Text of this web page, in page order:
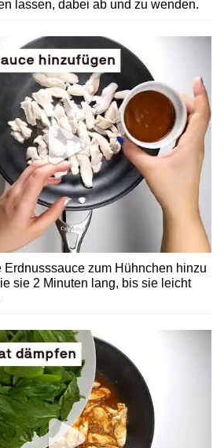
lassen, dabei ab und zu wenden.
Erdnusssauce zum Hühnchen hinzu
sie 2 Minuten lang, bis sie leicht